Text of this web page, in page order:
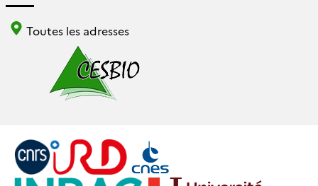
Toutes les adresses